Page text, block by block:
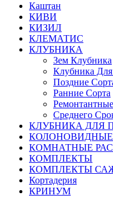
Каштан
КИВИ
КИЗИЛ
КЛЕМАТИС
КЛУБНИКА
Зем Клубника
Клубника
Поздние
Ранние Сорта
Среднего
КЛУБНИКА ДЛЯ
КОМНАТНЫЕ
КОМПЛЕКТЫ
КОМПЛЕКТЫ
Кортадерия
КРИНУМ